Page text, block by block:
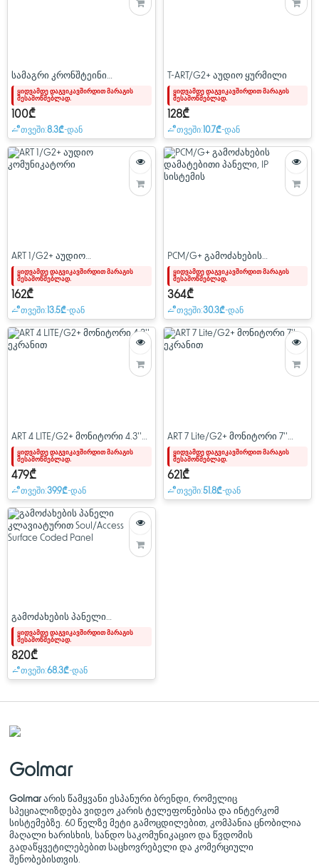
სამაგრი კრონშტეინი
SOUL/ACCESS პანელისთვის
ყიდვამდე დაგვიკავშირდით მარაგის
შესამოწმებლად.
100₾
თვეში:8.3₾-დან
T-ART/G2+ აუდიო ყურმილი
ყიდვამდე დაგვიკავშირდით მარაგის
შესამოწმებლად.
128₾
თვეში: 10.7₾-დან
ART 1/G2+ აუდიო
კომუნიკატორი
ყიდვამდე დაგვიკავშირდით მარაგის
შესამოწმებლად.
162₾
თვეში: 13.5₾-დან
PCM/G+ გამოძახების
დამატებითი პანელი, IP
სისტემის
ყიდვამდე დაგვიკავშირდით მარაგის
შესამოწმებლად.
364₾
თვეში:30.3₾-დან
ART 4 LITE/G2+ მონიტორი 4.3''
ეკრანით
ყიდვამდე დაგვიკავშირდით მარაგის
შესამოწმებლად.
479₾
თვეში:39.9₾-დან
ART 7 Lite/G2+ მონიტორი 7''
ეკრანით
ყიდვამდე დაგვიკავშირდით მარაგის
შესამოწმებლად.
621₾
თვეში:51.8₾-დან
გამოძახების პანელი
კლავიატურით Soul/Access
Surface Coded Panel
ყიდვამდე დაგვიკავშირდით მარაგის
შესამოწმებლად.
820₾
თვეში:68.3₾-დან
Golmar
Golmar არის წამყვანი ესპანური ბრენდი, რომელიც
სპეციალიზდება ვიდეო კარის ტელეფონებისა და ინტერკომ
სისტემებზე. 60 წელზე მეტი გამოცდილებით, კომპანია ცნობილია
მაღალი ხარისხის, სანდო საკომუნიკაციო და წვდომის
გადაწყვეტილებებით საცხოვრებელი და კომერციული
შენობებისთვის.